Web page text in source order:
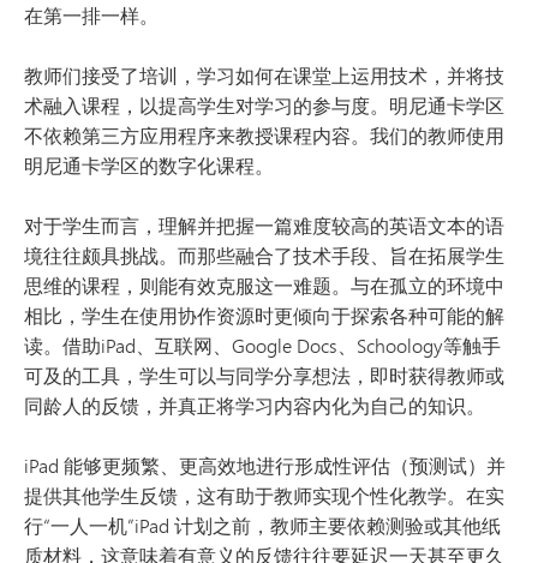
在第一排一样。
教师们接受了培训，学习如何在课堂上运用技术，并将技
术融入课程，以提高学生对学习的参与度。明尼通卡学区
不依赖第三方应用程序来教授课程内容。我们的教师使用
明尼通卡学区的数字化课程。
对于学生而言，理解并把握一篇难度较高的英语文本的语
境往往颇具挑战。而那些融合了技术手段、旨在拓展学生
思维的课程，则能有效克服这一难题。与在孤立的环境中
相比，学生在使用协作资源时更倾向于探索各种可能的解
读。借助iPad、互联网、Google Docs、Schoology等触手
可及的工具，学生可以与同学分享想法，即时获得教师或
同龄人的反馈，并真正将学习内容内化为自己的知识。
iPad 能够更频繁、更高效地进行形成性评估（预测试）并
提供其他学生反馈，这有助于教师实现个性化教学。在实
行“一人一机”iPad 计划之前，教师主要依赖测验或其他纸
质材料，这意味着有意义的反馈往往要延迟一天甚至更久